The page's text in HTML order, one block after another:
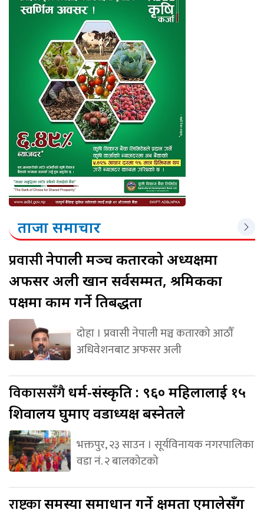
ताजा समाचार
प्रवासीनेपाली मञ्च कतारको अध्यक्षमा
अफसर अली खान सर्वसम्मत, श्रमिकका
पक्षमा काम गर्ने प्रतिबद्धता
दोहा । प्रवासी नेपाली मञ्च कतारको आठौँ
अधिवेशनबाट अफसर अली
विकाससँगैधर्म-संस्कृति : ९६० महिलालाई १५
शिवालय घुमाए वडाध्यक्ष बस्नेतले
भक्तपुर, २३ साउन । सूर्यविनायक नगरपालिका
वडा नं. २ बालकोटको
राष्ट्रकासमस्या समाधान गर्ने क्षमता एमालेसँग